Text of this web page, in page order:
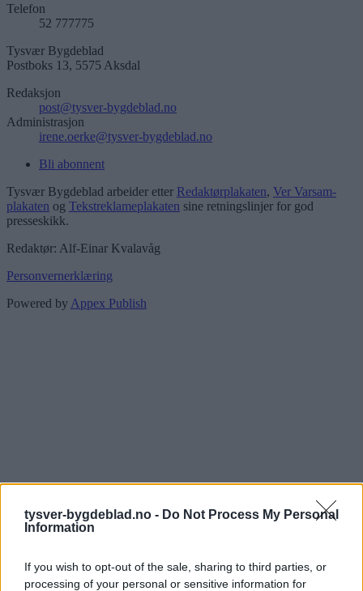
tysver-bygdeblad.no - Do Not Process My Personal
Information
If you wish to opt-out of the sale, sharing to third parties, or
processing of your personal or sensitive information for
Telefon
52 777775
Tysvær Bygdeblad
Postboks 13, 5575 Aksdal
Redaksjon
post@tysver-bygdeblad.no
Administrasjon
irene.oerke@tysver-bygdeblad.no
Bli abonnent
Tysvær Bygdeblad arbeider etter Redaktørplakaten, Ver Varsam-
plakaten og Tekstreklameplakaten sine retningslinjer for god
presseskikk.
Redaktør: Alf-Einar Kvalavåg
Personvernerklæring
Powered by Appex Publish